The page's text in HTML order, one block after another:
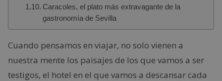
Caracoles, el plato más extravagante de la
gastronomía de Sevilla
Cuando pensamos en viajar, no solo vienen a
nuestra mente los paisajes de los que vamos a ser
testigos, el hotel en el que vamos a descansar cada